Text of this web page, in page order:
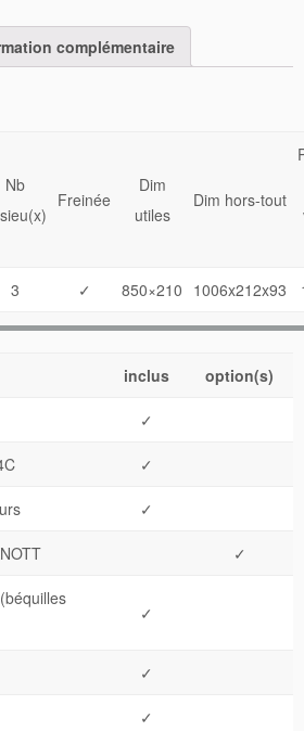
mail
à
un
ami(ouvre
complémentaire
Nb
Freinée
Dim
utiles
Dim hors-tout
3 ✓ 850×210 1006x212x93
inclus option(s)
✓
✓
✓
✓
✓
✓
✓